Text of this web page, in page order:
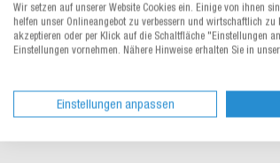
Themenshops
Aktionen & Neuheiten
Wir setzen auf unserer Website Cookies ein. Einige von ihnen
helfen unser Onlineangebot zu verbessern und wirtschaftlich zu
akzeptieren oder per Klick auf die Schaltfläche "Einstellungen
Einstellungen vornehmen. Nähere Hinweise erhalten Sie in
Einstellungen anpassen